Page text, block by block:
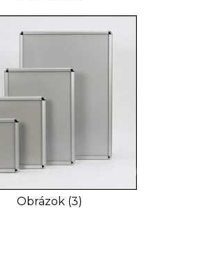
Obrázok (3)